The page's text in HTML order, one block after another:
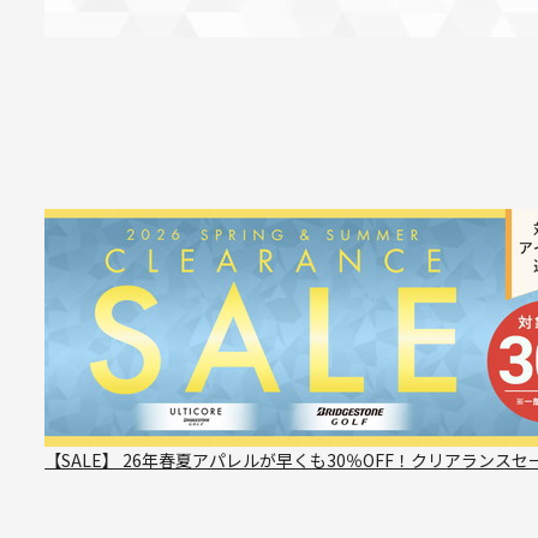
【SALE】 26年春夏アパレルが早くも30％OFF！クリアランスセ